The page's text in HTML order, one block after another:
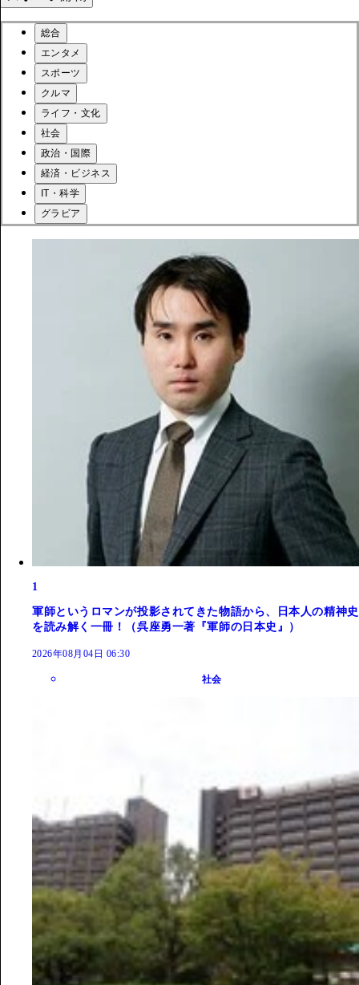
総合
エンタメ
スポーツ
クルマ
ライフ・文化
社会
政治・国際
経済・ビジネス
IT・科学
グラビア
1
軍師というロマンが投影されてきた物語から、日本人の精神史
を読み解く一冊！（呉座勇一著『軍師の日本史』）
2026年08月04日 06:30
社会